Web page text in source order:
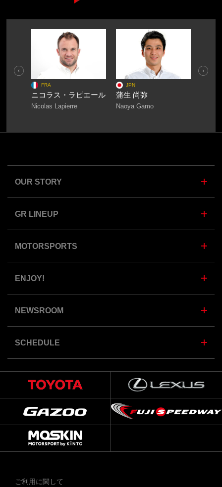
FRA
ニコラス・ラピエール
Nicolas Lapierre
JPN
蒲生 尚弥
Naoya Gamo
OUR STORY
GR LINEUP
MOTORSPORTS
ENJOY!
NEWSROOM
SCHEDULE
ご利用に関して